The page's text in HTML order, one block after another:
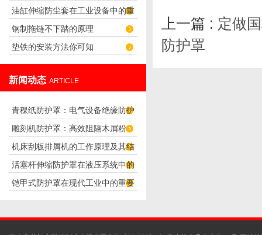
析
油缸伸缩防尘套在工业设备中的重
要性
钢制拖链不下踏的原理
垫铁的安装方法你可知
新闻动态 ARTICLE
青稞纸防护罩：电气设备绝缘防护
专用方案
雕刻机防护罩：高效阻隔木屑粉
尘，守护设备精度与安全
机床刮板排屑机的工作原理及其结
构分析
活塞杆伸缩防护罩在液压系统中的
应用
铠甲式防护罩在现代工业中的重要
上一篇 : 定做
防护罩